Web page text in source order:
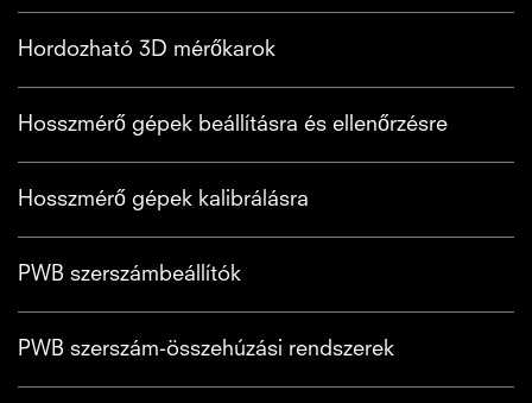
Hordozható 3D mérőkarok
Hosszmérő gépek beállításra és ellenőrzésre
Hosszmérő gépek kalibrálásra
PWB szerszámbeállítók
PWB szerszám-összehúzási rendszerek